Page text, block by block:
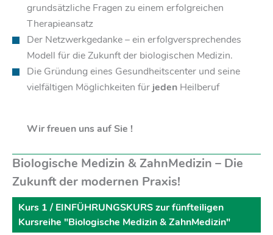
grundsätzliche Fragen zu einem erfolgreichen
Therapieansatz
Der Netzwerkgedanke – ein erfolgversprechendes
Modell für die Zukunft der biologischen Medizin.
Die Gründung eines Gesundheitscenter und seine
vielfältigen Möglichkeiten für jeden Heilberuf
Wir freuen uns auf Sie !
Biologische Medizin & ZahnMedizin – Die
Zukunft der modernen Praxis!
Kurs 1 / EINFÜHRUNGSKURS zur fünfteiligen
Kursreihe "Biologische Medizin & ZahnMedizin"